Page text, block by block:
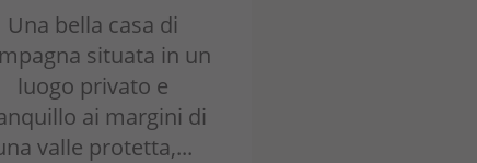
Una bella casa di
situata in un
luogo privato e
ai margini di
valle protetta,...